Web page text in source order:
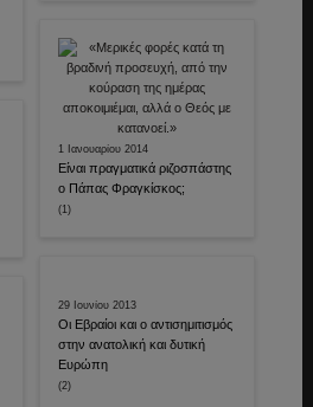
1 Ιανουαρίου 2014
Είναι πραγματικά ριζοσπάστης
ο Πάπας Φραγκίσκος;
(1)
29 Ιουνίου 2013
Οι Εβραίοι και ο αντισημιτισμός
στην ανατολική και δυτική
Ευρώπη
(2)